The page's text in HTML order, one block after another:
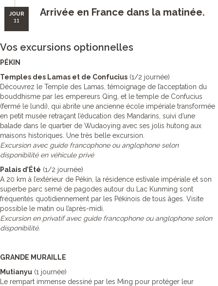
JOUR
11
Arrivée en France dans la matinée.
Vos excursions optionnelles
PÉKIN
Temples des Lamas et de Confucius (1/2 journée)
Découvrez le Temple des Lamas, témoignage de l’acceptation du
bouddhisme par les empereurs Qing, et le temple de Confucius
(fermé le lundi), qui abrite une ancienne école impériale transformée
en petit musée retraçant l’éducation des Mandarins, suivi d’une
balade dans le quartier de Wudaoying avec ses jolis hutong aux
maisons historiques. Une très belle excursion.
Excursion avec guide francophone ou anglophone selon
disponibilité en véhicule privé
Palais d’Été (1/2 journée)
A 20 km à l’extérieur de Pékin, la résidence estivale impériale et son
superbe parc semé de pagodes autour du Lac Kunming sont
fréquentés quotidiennement par les Pékinois de tous âges. Visite
possible le matin ou l’après-midi.
Excursion en privatif avec guide francophone ou anglophone selon
disponibilité.
GRANDE MURAILLE
Mutianyu (1 journée)
Le rempart immense dessiné par les Ming pour protéger leur